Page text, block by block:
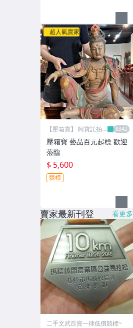
超人氣賣家
【壓箱寶】 阿寶託拍
壓箱寶 藝品百元起標 歡迎
蒞臨
$ 5,600
競標
賣家最新刊登 看更多
二手文武百貨一律低價競標~